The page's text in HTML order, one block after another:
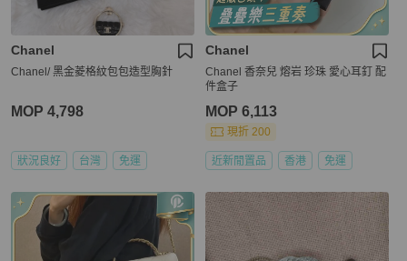
Chanel
Chanel/ 黑金菱格紋包包造型胸針
MOP 4,798
狀況良好 台灣 免運
Chanel
Chanel 香奈兒 熔岩 珍珠 愛心耳釘 配
件盒子
MOP 6,113
現折 200
近新閒置品 香港 免運